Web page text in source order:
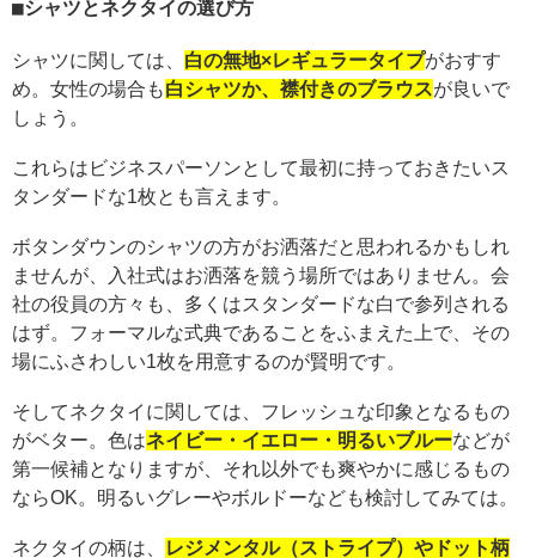
シャツとネクタイの選び方
シャツに関しては、 白の無地×レギュラータイプがおすす
め。女性の場合も白シャツか、襟付きのブラウスが良いで
しょう。
これらはビジネスパーソンとして最初に持っておきたいス
タンダードな1枚とも言えます。
ボタンダウンのシャツの方がお洒落だと思われるかもしれ
ませんが、入社式はお洒落を競う場所ではありません。会
社の役員の方々も、多くはスタンダードな白で参列される
はず。フォーマルな式典であることをふまえた上で、その
場にふさわしい1枚を用意するのが賢明です。
そしてネクタイに関しては、フレッシュな印象となるもの
がベター。色はネイビー・イエロー・明るいブルーなどが
第一候補となりますが、それ以外でも爽やかに感じるもの
ならOK。明るいグレーやボルドーなども検討してみては。
ネクタイの柄は、
レジメンタル（ストライプ）やドット柄